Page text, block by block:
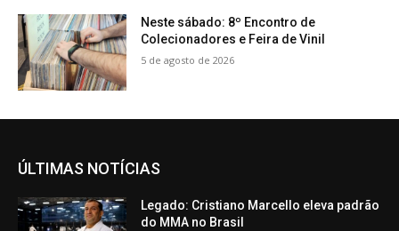
Neste sábado: 8º Encontro de
Colecionadores e Feira de Vinil
5 de agosto de 2026
ÚLTIMAS NOTÍCIAS
Legado: Cristiano Marcello eleva padrão
do MMA no Brasil